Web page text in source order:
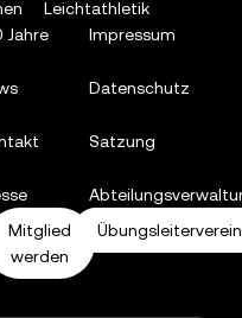
Leichtathletik
Jahre Impressum
Datenschutz
Satzung
Mitglied
werden